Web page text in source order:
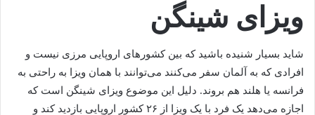
ویزای شینگن
شاید بسیار شنیده باشید که بین کشورهای اروپایی مرزی نیست و
افرادی که به آلمان سفر می‌کنند می‌توانند با همان ویزا به راحتی به
فرانسه یا هلند هم بروند. دلیل این موضوع ویزای شینگن است که
اجازه می‌دهد یک فرد با یک ویزا از ۲۶ کشور اروپایی بازدید کند و